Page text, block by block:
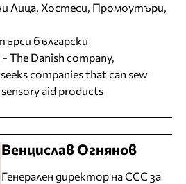
Лица, Хостеси, Промоутъри,
български
The Danish company,
companies that can sew
aid products
Венцислав Огнянов
Генерален директор на CCC за